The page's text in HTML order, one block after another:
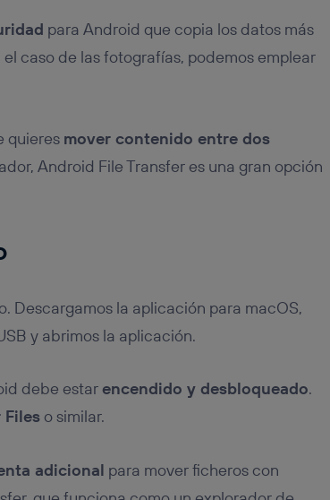
para Android que copia los datos más
el caso de las fotografías, podemos emplear
quieres mover contenido entre dos
Android File Transfer es una gran opción
Descargamos la aplicación para macOS,
y abrimos la aplicación.
debe estarencendido y desbloqueado.
Fileso similar.
adicional para mover ficheros con